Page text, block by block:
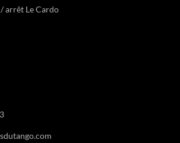
arrêt Le Cardo